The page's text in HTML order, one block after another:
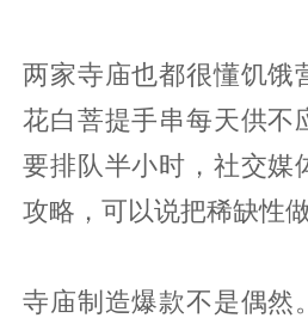
两家寺庙也都很懂饥饿
花白菩提手串每天供不
要排队半小时，社交媒
攻略，可以说把稀缺性做
寺庙制造爆款不是偶然